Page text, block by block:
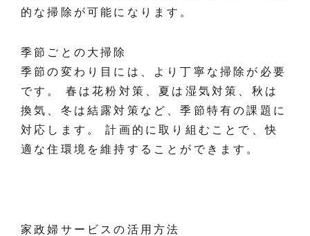
的な掃除が可能になります。
季節ごとの大掃除
季節の変わり目には、より丁寧な掃除が必要
です。 春は花粉対策、夏は湿気対策、秋は
換気、冬は結露対策など、季節特有の課題に
対応します。 計画的に取り組むことで、快
適な住環境を維持することができます。
家政婦サービスの活用方法